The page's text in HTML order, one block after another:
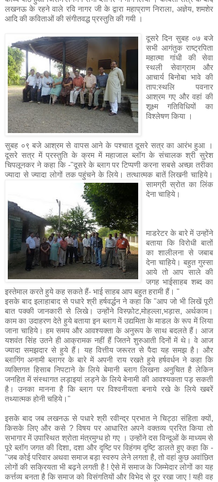
लखनऊ के रहने वाले रवि नागर जी के द्वारा महाप्राण निराला, अज्ञेय, शमशेर
आदि की कविताओं की संगीतवद्ध प्रस्तुति की गयी ।
दूसरे दिन सुबह ०७ बजे
सभी आगंतुक राष्ट्रपिता
महात्मा गांधी की सेवा
स्थली सेवाग्राम और
आचार्य बिनोबा भावे की
ताप:स्थलि पवनार
आश्रम गए और वहां की
शूक्ष्म गतिविधियों का
विश्लेषण किया ।
सुबह ०९ बजे आश्रम से वापस आने के पश्चात दूसरे सत्र का आरंभ हुआ ।
दूसरे सत्र में प्रस्तुति के क्रम में महाजाल ब्लॉग के संचालक श्री सुरेश
चिपलूनकर ने कहा कि -"दूसरे के ब्लाग पर टिप्पणी करना सबसे अच्छा तरीका
ज्यादा से ज्यादा लोगों तक पहुंचने के लिये।तत्थात्मक बातें लिखनी चाहिये।
सामग्री स्रोत का लिंक
देना चाहिये।
माडरेटर के बारे में उन्होंने
बताया कि विरोधी बातों
का शालीलना से जबाब
देना चाहिये। बहुत गुस्सा
आये तो आप साले की
जगह भाईसाहब शब्द का
इस्तेमाल करते हुये कह सकते हैं- भाई साहब आप बहुत हरामी हैं। "
इसके बाद इलाहाबाद से पधारे श्री हर्षवर्द्धन ने कहा कि "आप जो भी लिखें पूरी
बात पक्की जानकारी से लिखे। उन्होंने विस्फ़ोट,मोहल्ला,भड़ास, अर्थकाम।
काम का उदाहरण देते हुये बताया इन ब्लाग में उद्यमिता के माडल के रूप में लिया
जाना चाहिये। हम समय और आवश्यक्ता के अनुरूप के साथ बदलते हैं। आज
यशवंत सिंह उतने ही आक्रामक नहीं हैं जितने शुरुआती दिनों में थे। वे आज
ज्यादा समझदार से हुये हैं। यह वित्तीय जरूरत से पैदा यह समझ है। और
ब्लागिंग अनामी ब्लागर के बारे में अपनी राय रखते हुये हर्षवर्धन ने कहा कि
व्यक्तिगत हिसाब निपटाने के लिये बेमानी ब्लाग लिखना अनुचित है लेकिन
जनहित में संस्थागत लड़ाइयां लड़ने के लिये बेनामी की आवश्यकता पड़ सकती
है। उनका मानना है कि ब्लाग पर विश्वनीयता बनाये रखे के लिये खबरें
तथ्यात्मक होनी चहिये।"
इसके बाद जब लखनऊ से पधारे श्री रवीन्द्र प्रभात ने चिट्ठा संहिता क्यों,
किसके लिए और कसे ? विषय पर आधारित अपने वक्तव्य प्ररित किया तो
सभागार में उपास्थित श्रोता मंत्रमुग्ध हो गए । उन्होंने दस विन्दूओं के माध्यम से
पूरे ब्लॉग जगत की दिशा, दशा और दृष्टि पर विहंगम दृष्टि डालते हुए कहा कि -
"जब कोई परिवार अथवा समाज बड़ा स्वरुप लेने लगता है, तो वहां कुछ अवांछित
लोगों की सक्रियता भी बढ़ने लगती है ! ऐसे में समाज के जिम्मेदार लोगों का यह
कर्त्तव्य बनता है कि समाज को विसंगतियों और विभेद से दूर रखा जाए ! यही वह